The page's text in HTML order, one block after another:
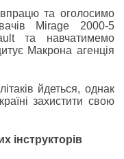
та оголосимо
Mirage 2000-5
та навчатимемо
Макрона агенція
йдеться, однак
захистити свою
інструкторів